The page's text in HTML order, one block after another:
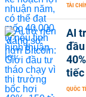
TÀI
AI
tiếc
QUỐC